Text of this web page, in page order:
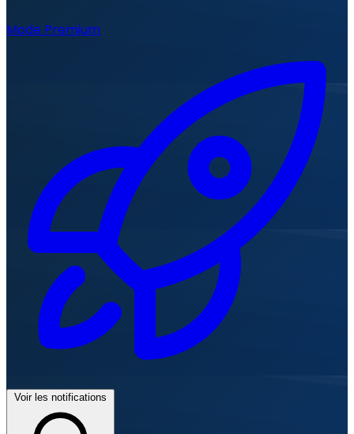
Mode Premium
Voir les notifications